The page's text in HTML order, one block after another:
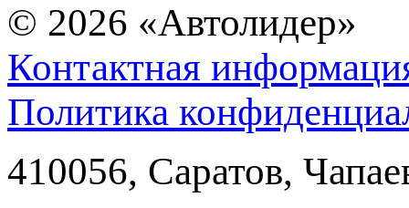
© 2026 «Автолидер»
Контактная
Политика
410056, Саратов,